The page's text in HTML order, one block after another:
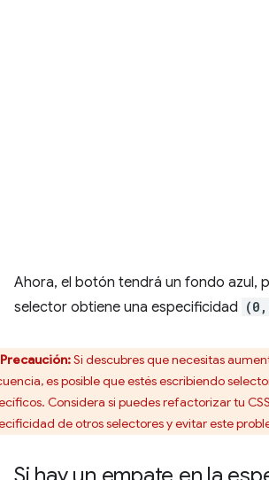
Ahora, el botón tendrá un fondo azul,
selector obtiene una especificidad
Precaución:Si descubres que necesitas
es posible que estés escribiendo
Considera si puedes refactorizar tu
de otros selectores y evitar este